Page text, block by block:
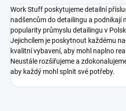
Work Stuff poskytujeme detailní
nadšencům do detailingu a podnikají
popularity průmyslu detailingu v
Jejichcílem je poskytnout každému
kvalitní vybavení, aby mohl naplno
Neustále rozšiřujeme a
aby každý mohl splnit své potřeby.